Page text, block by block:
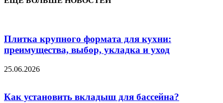
Плитка крупного формата для кухни:
преимущества, выбор, укладка и уход
25.06.2026
Как установить вкладыш для бассейна?